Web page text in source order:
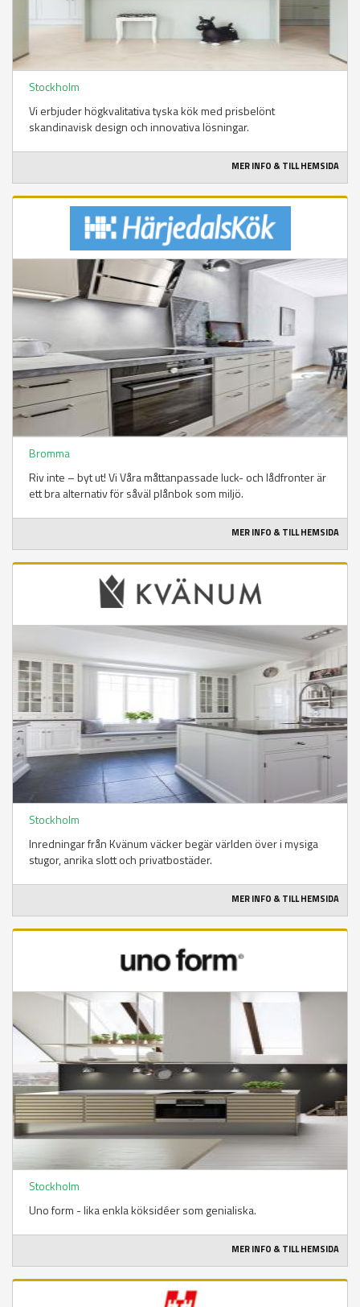
Stockholm
Vi erbjuder högkvalitativa tyska kök med prisbelönt
skandinavisk design och innovativa lösningar.
MER INFO & TILL HEMSIDA
Bromma
Riv inte – byt ut! Vi Våra måttanpassade luck- och lådfronter är
ett bra alternativ för såväl plånbok som miljö.
MER INFO & TILL HEMSIDA
Stockholm
Inredningar från Kvänum väcker begär världen över i mysiga
stugor, anrika slott och privatbostäder.
MER INFO & TILL HEMSIDA
Stockholm
Uno form - lika enkla köksidéer som genialiska.
MER INFO & TILL HEMSIDA